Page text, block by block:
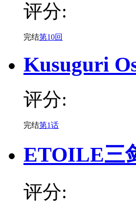
评分:
完结第10回
Kusuguri
评分:
完结第1话
ETOILE三
评分: